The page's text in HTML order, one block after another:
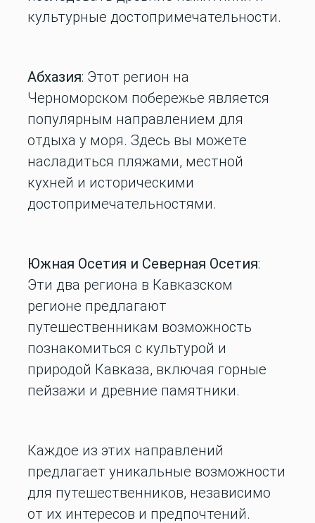
культурные достопримечательности.
Абхазия: Этот регион на
Черноморском побережье является
популярным направлением для
отдыха у моря. Здесь вы можете
насладиться пляжами, местной
кухней и историческими
достопримечательностями.
Южная Осетия и Северная Осетия:
Эти два региона в Кавказском
регионе предлагают
путешественникам возможность
познакомиться с культурой и
природой Кавказа, включая горные
пейзажи и древние памятники.
Каждое из этих направлений
предлагает уникальные возможности
для путешественников, независимо
от их интересов и предпочтений.